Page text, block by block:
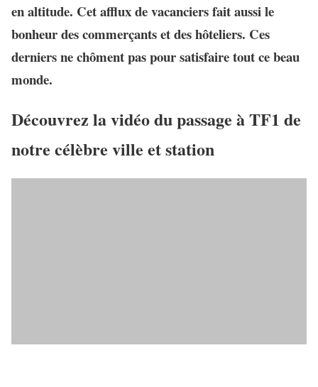
en altitude. Cet afflux de vacanciers fait aussi le
bonheur des commerçants et des hôteliers. Ces
derniers ne chôment pas pour satisfaire tout ce beau
monde.
Découvrez la vidéo du passage à TF1 de
notre célèbre ville et station